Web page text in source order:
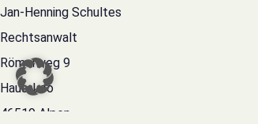
Jan-Henning Schultes
Rechtsanwalt
Römerweg 9
Haus-Loo
46519 Alpen